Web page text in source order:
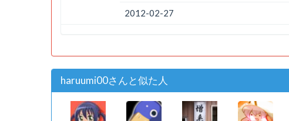
2012-02-27
haruumi00さんと似た人